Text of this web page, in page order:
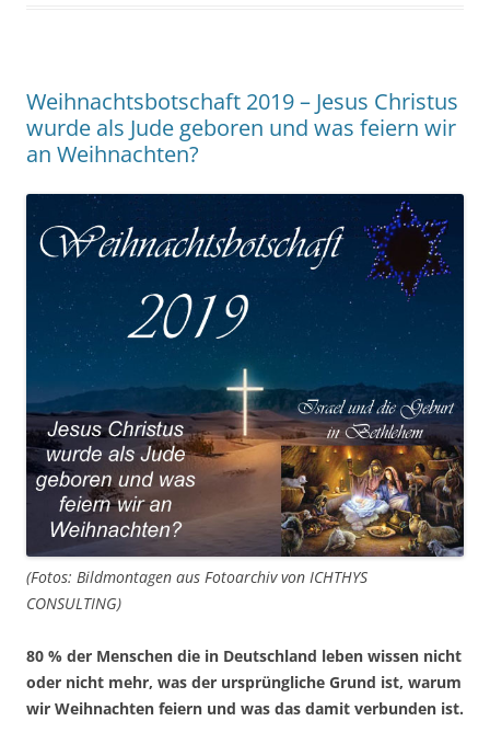
Weihnachtsbotschaft 2019 – Jesus Christus
wurde als Jude geboren und was feiern wir
an Weihnachten?
(Fotos: Bildmontagen aus Fotoarchiv von ICHTHYS
CONSULTING)
80 % der Menschen die in Deutschland leben wissen nicht
oder nicht mehr, was der ursprüngliche Grund ist, warum
wir Weihnachten feiern und was das damit verbunden ist.